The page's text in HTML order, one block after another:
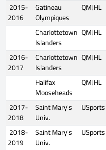
2015-
2016
Gatineau
Olympiques
QMJHL
Charlottetown
Islanders
QMJHL
2016-
2017
Charlottetown
Islanders
QMJHL
Halifax
Mooseheads
QMJHL
2017-
2018
Saint Mary's
Univ.
USports
2018-
2019
Saint Mary's
Univ.
USports